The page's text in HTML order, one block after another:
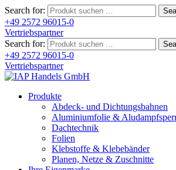
Search for:
+49 2572 96015-0
Vertriebspartner
Search for:
+49 2572 96015-0
Vertriebspartner
Produkte
Abdeck- und Dichtungsbahnen
Aluminiumfolie &
Dachtechnik
Folien
Klebstoffe & Klebebänder
Planen, Netze & Zuschnitte